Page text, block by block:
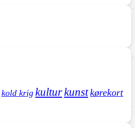
kold krig kulturkunstkørekort